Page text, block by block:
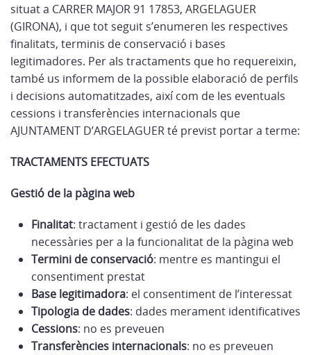
situat a CARRER MAJOR 91 17853, ARGELAGUER
(GIRONA), i que tot seguit s’enumeren les respectives
finalitats, terminis de conservació i bases
legitimadores. Per als tractaments que ho requereixin,
també us informem de la possible elaboració de perfils
i decisions automatitzades, així com de les eventuals
cessions i transferències internacionals que
AJUNTAMENT D’ARGELAGUER té previst portar a terme:
TRACTAMENTS EFECTUATS
Gestió de la pàgina web
Finalitat: tractament i gestió de les dades
necessàries per a la funcionalitat de la pàgina web
Termini de conservació: mentre es mantingui el
consentiment prestat
Base legitimadora: el consentiment de l’interessat
Tipologia de dades: dades merament identificatives
Cessions: no es preveuen
Transferències internacionals: no es preveuen